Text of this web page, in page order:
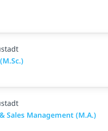
Sales Management (M.A.)